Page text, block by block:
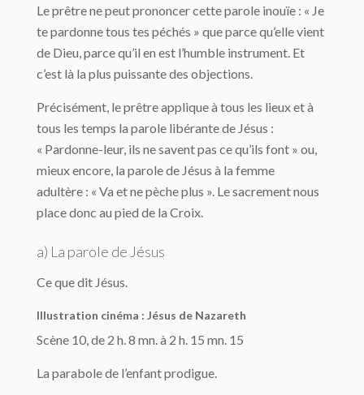
Le prêtre ne peut prononcer cette parole inouïe : « Je
te pardonne tous tes péchés » que parce qu’elle vient
de Dieu, parce qu’il en est l’humble instrument. Et
c’est là la plus puissante des objections.
Précisément, le prêtre applique à tous les lieux et à
tous les temps la parole libérante de Jésus :
« Pardonne-leur, ils ne savent pas ce qu’ils font » ou,
mieux encore, la parole de Jésus à la femme
adultère : « Va et ne pèche plus ». Le sacrement nous
place donc au pied de la Croix.
a) La parole de Jésus
Ce que dit Jésus.
Illustration cinéma : Jésus de Nazareth
Scène 10, de 2 h. 8 mn. à 2 h. 15 mn. 15
La parabole de l’enfant prodigue.